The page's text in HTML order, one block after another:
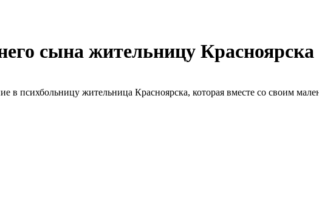
сына жительницу
в психбольницу жительница Красноярска, которая вместе со своим